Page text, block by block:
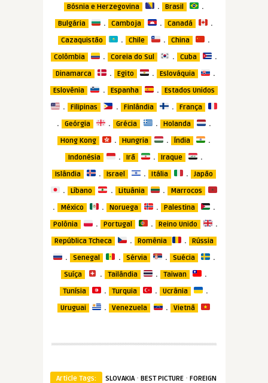
Bósnia e Herzegovina . Brasil .
Bulgária . Camboja . Canadá .
Cazaquistão . Chile . China .
Colômbia . Coreia do Sul . Cuba .
Dinamarca . Egito . Eslováquia .
Eslovênia . Espanha . Estados Unidos
. Filipinas . Finlândia . França
. Geórgia . Grécia . Holanda .
Hong Kong . Hungria . Índia .
Indonésia . Irã . Iraque .
Islândia . Israel . Itália . Japão
. Líbano . Lituânia . Marrocos
. México . Noruega . Palestina .
Polônia . Portugal . Reino Unido .
República Tcheca . Romênia . Rússia
. Senegal . Sérvia . Suécia .
Suíça . Tailândia . Taiwan .
Tunísia . Turquia . Ucrânia .
Uruguai . Venezuela . Vietnã
Article Tags: SLOVAKIA· BEST PICTURE · FOREIGN